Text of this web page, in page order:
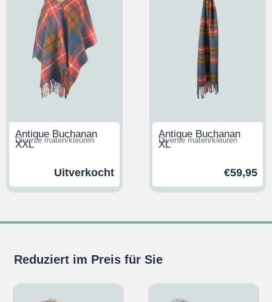
Antique Buchanan
XXL
Diverse maten/kleuren
Uitverkocht
Antique Buchanan
XL
Diverse maten/kleuren
€59,95
Reduziert im Preis für Sie